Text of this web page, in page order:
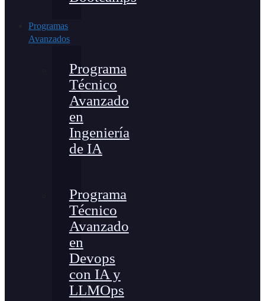
Programas
Avanzados
Programa
Técnico
Avanzado
en
Ingeniería
de IA
Programa
Técnico
Avanzado
en
Devops
con IA y
LLMOps